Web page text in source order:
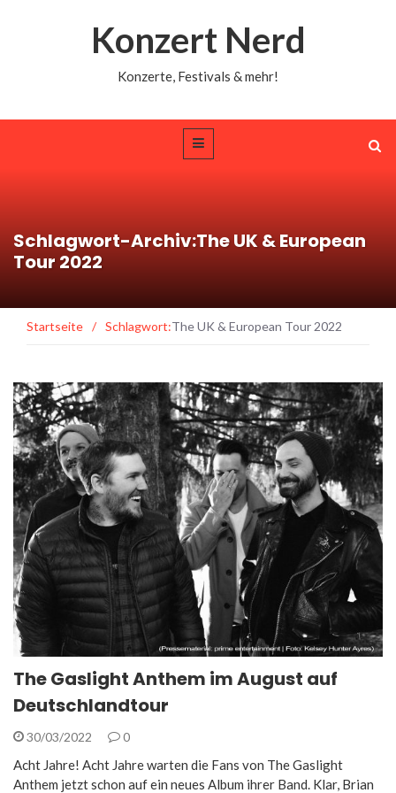
Konzert Nerd
Konzerte, Festivals & mehr!
Schlagwort-Archiv:The UK & European
Tour 2022
Startseite / Schlagwort:The UK & European Tour 2022
The Gaslight Anthem im August auf
Deutschlandtour
30/03/2022 0
Acht Jahre! Acht Jahre warten die Fans von The Gaslight
Anthem jetzt schon auf ein neues Album ihrer Band. Klar, Brian